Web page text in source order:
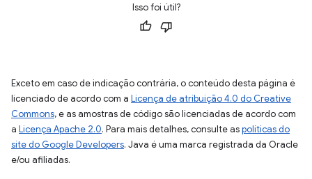
Isso foi útil?
Exceto em caso de indicação contrária, o conteúdo desta página é
licenciado de acordo com a Licença de atribuição 4.0 do Creative
Commons, e as amostras de código são licenciadas de acordo com
a Licença Apache 2.0. Para mais detalhes, consulte aspolíticas do
site do Google Developers. Java é uma marca registrada da Oracle
e/ou afiliadas.